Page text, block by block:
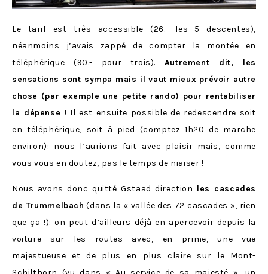
Le tarif est très accessible (26.- les 5 descentes),
néanmoins j’avais zappé de compter la montée en
téléphérique (90.- pour trois). Autrement dit, les
sensations sont sympa mais il vaut mieux prévoir autre
chose (par exemple une petite rando) pour rentabiliser
la dépense ! Il est ensuite possible de redescendre soit
en téléphérique, soit à pied (comptez 1h20 de marche
environ): nous l’aurions fait avec plaisir mais, comme
vous vous en doutez, pas le temps de niaiser !
Nous avons donc quitté Gstaad direction les cascades
de Trummelbach (dans la « vallée des 72 cascades », rien
que ça !): on peut d’ailleurs déjà en apercevoir depuis la
voiture sur les routes avec, en prime, une vue
majestueuse et de plus en plus claire sur le Mont-